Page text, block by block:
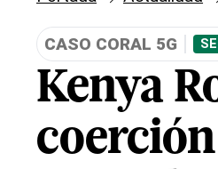
CASO CORAL 5G
Kenya